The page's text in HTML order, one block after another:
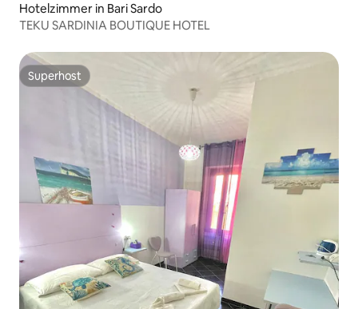
Hotelzimmer in Bari Sardo
TEKU SARDINIA BOUTIQUE HOTEL
Superhost
Superhost